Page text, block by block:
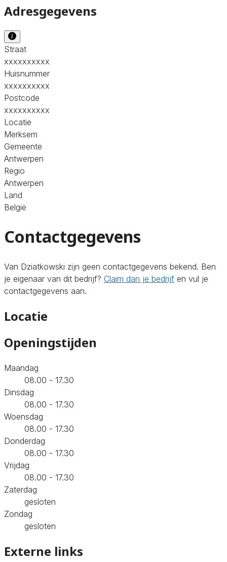
Adresgegevens
Straat
xxxxxxxxxx
Huisnummer
xxxxxxxxxx
Postcode
xxxxxxxxxx
Locatie
Merksem
Gemeente
Antwerpen
Regio
Antwerpen
Land
België
Contactgegevens
Van Dziatkowski zijn geen contactgegevens bekend. Ben
je eigenaar van dit bedrijf? Claim dan je bedrijf en vul je
contactgegevens aan.
Locatie
Openingstijden
Maandag
08.00 - 17.30
Dinsdag
08.00 - 17.30
Woensdag
08.00 - 17.30
Donderdag
08.00 - 17.30
Vrijdag
08.00 - 17.30
Zaterdag
gesloten
Zondag
gesloten
Externe links